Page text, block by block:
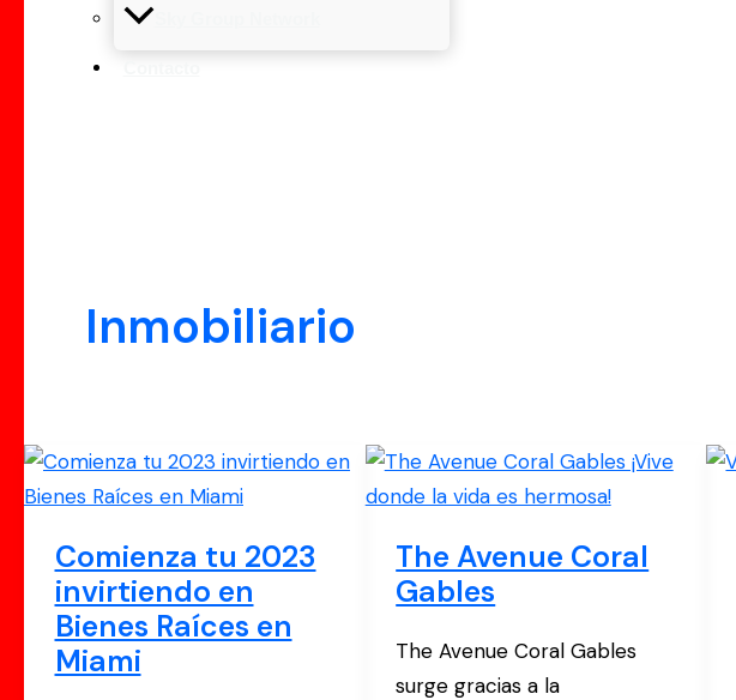
Inmobiliario
Comienza tu 2023
invirtiendo en
Bienes Raíces en
Miami
The Avenue Coral
Gables
The Avenue Coral Gables
surge gracias a la